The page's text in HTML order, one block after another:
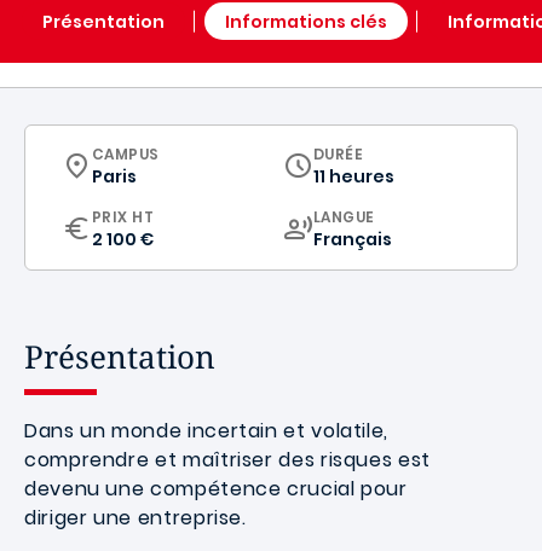
Présentation Informations clés
CURRICULUM
CAMPUS
Paris
DURÉE
11 heures
PRIX HT
2 100 €
CURRICULUM
LANGUE
Français
Présentation
Dans un monde incertain et volatile,
comprendre et maîtriser des risques est
devenu une compétence crucial pour
diriger une entreprise.